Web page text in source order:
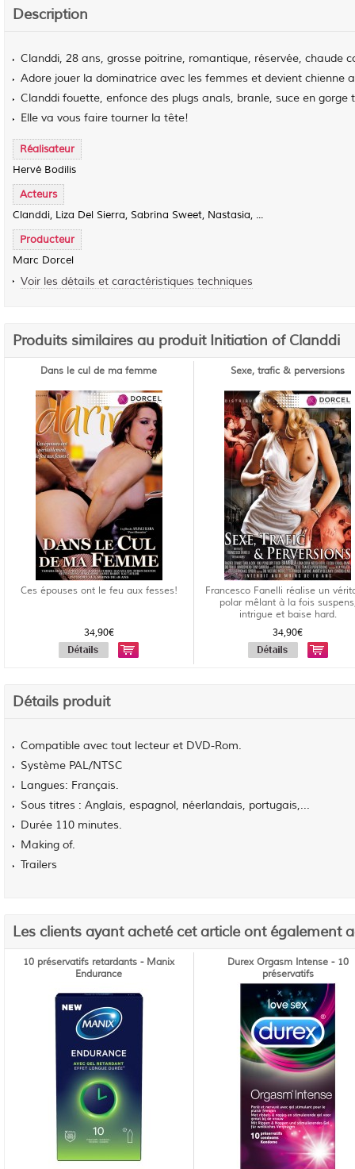
Description
Clanddi, 28 ans, grosse poitrine, romantique, réservée,
Adore jouer la dominatrice avec les femmes et devient chienne
Clanddi fouette, enfonce des plugs anals, branle, suce en
Elle va vous faire tourner la tête!
Réalisateur
Hervé Bodilis
Acteurs
Clanddi, Liza Del Sierra, Sabrina Sweet, Nastasia, ...
Producteur
Marc Dorcel
Voir les détails et caractéristiques techniques
Produits similaires au produit Initiation of Clanddi
Dans le cul de ma femme
Ces épouses ont le feu aux fesses!
34,90€
Sexe, trafic & perversions
Francesco Fanelli réalise un
polar mêlant à la fois
intrigue et baise hard.
34,90€
Détails produit
Compatible avec tout lecteur et DVD-Rom.
Système PAL/NTSC
Langues: Français.
Sous titres : Anglais, espagnol, néerlandais, portugais,...
Durée 110 minutes.
Making of.
Trailers
Les clients ayant acheté cet article ont également
10 préservatifs retardants - Manix
Endurance
Durex Orgasm Intense - 10
préservatifs